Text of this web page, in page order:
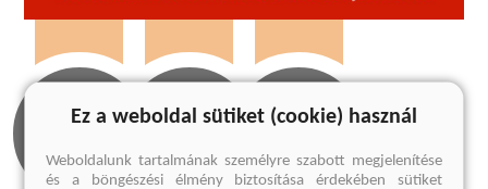
Ez a weboldal sütiket (cookie) használ
Weboldalunk tartalmának személyre szabott megjelenítése
és a böngészési élmény biztosítása érdekében sütiket